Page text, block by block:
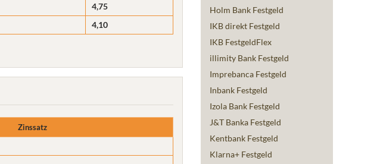
4,75
4,10
Zinssatz
Holm Bank Festgeld
IKB direkt Festgeld
IKB FestgeldFlex
illimity Bank Festgeld
Imprebanca Festgeld
Inbank Festgeld
Izola Bank Festgeld
J&T Banka Festgeld
Kentbank Festgeld
Klarna+ Festgeld